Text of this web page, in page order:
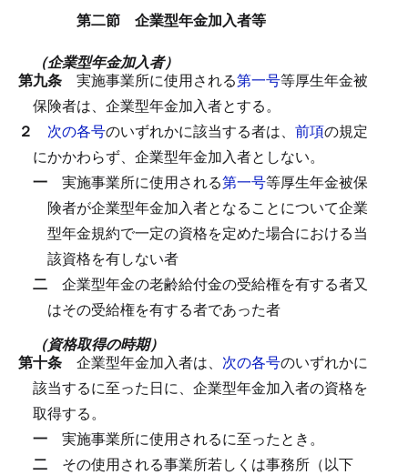
第二節 企業型年金加入者等
（企業型年金加入者）
第九条 実施事業所に使用される第一号等厚生年金被
保険者は、企業型年金加入者とする。
２ 次の各号のいずれかに該当する者は、 前項の規定
にかかわらず、企業型年金加入者としない。
一 実施事業所に使用される第一号等厚生年金被保
険者が企業型年金加入者となることについて企業
型年金規約で一定の資格を定めた場合における当
該資格を有しない者
二 企業型年金の老齢給付金の受給権を有する者又
はその受給権を有する者であった者
（資格取得の時期）
第十条 企業型年金加入者は、 次の各号のいずれかに
該当するに至った日に、企業型年金加入者の資格を
取得する。
一 実施事業所に使用されるに至ったとき。
二 その使用される事業所若しくは事務所（以下